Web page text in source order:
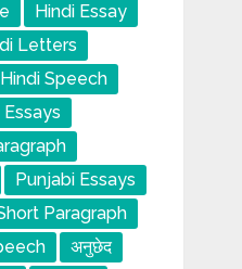
Hindi Essay
Letters
Hindi Speech
Essays
Punjabi Essays
Paragraph
अनुछेद